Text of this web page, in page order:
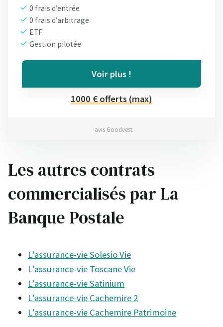
0 frais d’entrée
0 frais d’arbitrage
ETF
Gestion pilotée
Voir plus !
1000 € offerts (max)
avis Goodvest
Les autres contrats
commercialisés par La
Banque Postale
L’assurance-vie Solesio Vie
L’assurance-vie Toscane Vie
L’assurance-vie Satinium
L’assurance-vie Cachemire 2
L’assurance-vie Cachemire Patrimoine